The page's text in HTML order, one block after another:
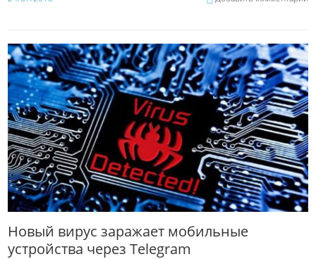
Новый вирус заражает мобильные
устройства через Telegram